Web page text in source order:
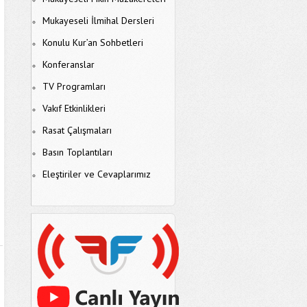
Mukayeseli İlmihal Dersleri
Konulu Kur’an Sohbetleri
Konferanslar
TV Programları
Vakıf Etkinlikleri
Rasat Çalışmaları
Basın Toplantıları
Eleştiriler ve Cevaplarımız